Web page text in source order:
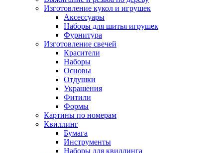
Изготовление кукол и игрушек
Аксессуары
Наборы для шитья игрушек
Фурнитура
Изготовление свечей
Красители
Наборы
Основы
Отдушки
Украшения
Фитили
Формы
Картины по номерам
Квиллинг
Бумага
Инструменты
Наборы для квиллинга